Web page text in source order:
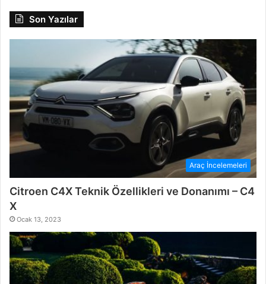
Son Yazılar
Araç İncelemeleri
Citroen C4X Teknik Özellikleri ve Donanımı – C4
X
Ocak 13, 2023